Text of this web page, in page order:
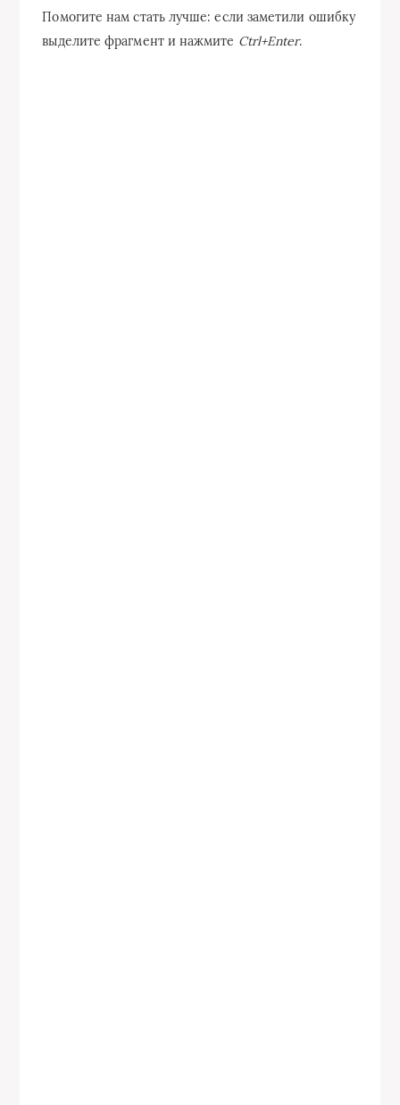
Помогите нам стать лучше: если заметили ошибку
выделите фрагмент и нажмите Ctrl+Enter.